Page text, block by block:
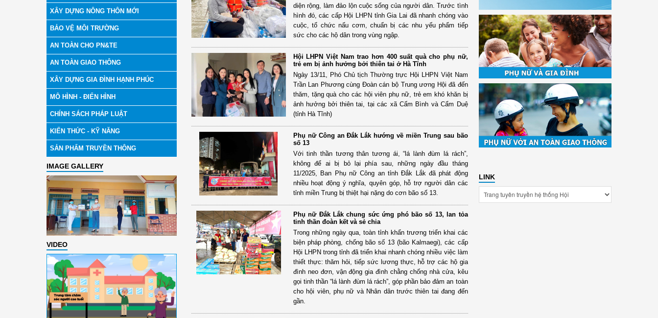
XÂY DỰNG NÔNG THÔN MỚI
BẢO VỆ MÔI TRƯỜNG
AN TOÀN CHO PN&TE
AN TOÀN GIAO THÔNG
XÂY DỰNG GIA ĐÌNH HẠNH PHÚC
MÔ HÌNH - ĐIỂN HÌNH
CHÍNH SÁCH PHÁP LUẬT
KIẾN THỨC - KỸ NĂNG
SẢN PHẨM TRUYỀN THÔNG
IMAGE GALLERY
VIDEO
diện rộng, làm đảo lộn cuộc sống của người dân. Trước tình
hình đó, các cấp Hội LHPN tỉnh Gia Lai đã nhanh chóng vào
cuộc, tổ chức nấu cơm, chuẩn bị các nhu yếu phẩm tiếp
sức cho các hộ dân trong vùng ngập.
Hội LHPN Việt Nam trao hơn 400 suất quà cho phụ nữ,
trẻ em bị ảnh hưởng bởi thiên tai ở Hà Tĩnh
Ngày 13/11, Phó Chủ tịch Thường trực Hội LHPN Việt Nam
Trần Lan Phương cùng Đoàn cán bộ Trung ương Hội đã đến
thăm, tặng quà cho các hội viên phụ nữ, trẻ em khó khăn bị
ảnh hưởng bởi thiên tai, tại các xã Cẩm Bình và Cẩm Duệ
(tỉnh Hà Tĩnh)
Phụ nữ Công an Đắk Lắk hướng về miền Trung sau bão
số 13
Với tinh thần tương thân tương ái, “lá lành đùm lá rách”,
không để ai bị bỏ lại phía sau, những ngày đầu tháng
11/2025, Ban Phụ nữ Công an tỉnh Đắk Lắk đã phát động
nhiều hoạt động ý nghĩa, quyên góp, hỗ trợ người dân các
tỉnh miền Trung bị thiệt hại nặng do cơn bão số 13.
Phụ nữ Đắk Lắk chung sức ứng phó bão số 13, lan tỏa
tinh thần đoàn kết và sẻ chia
Trong những ngày qua, toàn tỉnh khẩn trương triển khai các
biện pháp phòng, chống bão số 13 (bão Kalmaegi), các cấp
Hội LHPN trong tỉnh đã triển khai nhanh chóng nhiều việc làm
thiết thực: thăm hỏi, tiếp sức lương thực, hỗ trợ các hộ gia
đình neo đơn, vận động gia đình chằng chống nhà cửa, kêu
gọi tinh thần “lá lành đùm lá rách”, góp phần bảo đảm an toàn
cho hội viên, phụ nữ và Nhân dân trước thiên tai đang đến
gần.
LINK